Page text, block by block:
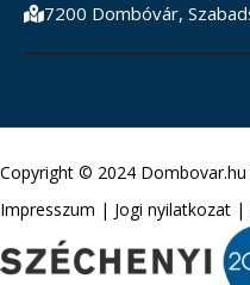
7200 Dombóvár,
Copyright © 2024
Impresszum | Jogi nyilatkozat |